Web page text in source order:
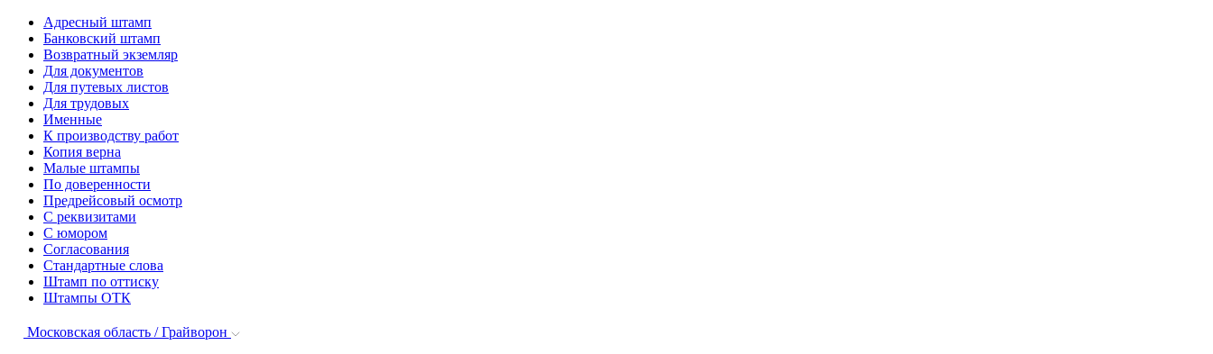
Адресный штамп
Банковский штамп
Возвратный экземляр
Для документов
Для путевых листов
Для трудовых
Именные
К производству работ
Копия верна
Малые штампы
По доверенности
Предрейсовый осмотр
С реквизитами
С юмором
Согласования
Стандартные слова
Штамп по оттиску
Штампы ОТК
Московская область / Грайворон